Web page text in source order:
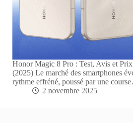
Honor Magic 8 Pro : Test, Avis et
(2025) Le marché des smartphones
rythme effréné, poussé par une
2 novembre 2025